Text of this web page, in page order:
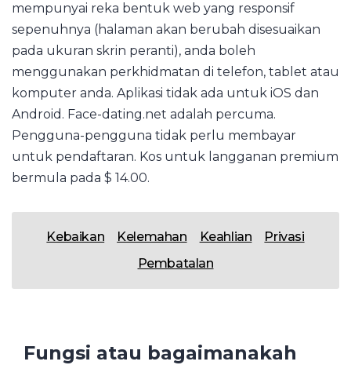
mempunyai reka bentuk web yang responsif
sepenuhnya (halaman akan berubah disesuaikan
pada ukuran skrin peranti), anda boleh
menggunakan perkhidmatan di telefon, tablet atau
komputer anda. Aplikasi tidak ada untuk iOS dan
Android. Face-dating.net adalah percuma.
Pengguna-pengguna tidak perlu membayar
untuk pendaftaran. Kos untuk langganan premium
bermula pada $ 14.00.
Kebaikan Kelemahan Keahlian
Privasi
Pembatalan
Fungsi atau bagaimanakah